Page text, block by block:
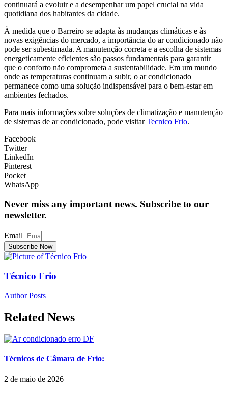
continuará a evoluir e a desempenhar um papel crucial na vida
quotidiana dos habitantes da cidade.
À medida que o Barreiro se adapta às mudanças climáticas e às
novas exigências do mercado, a importância do ar condicionado não
pode ser subestimada. A manutenção correta e a escolha de sistemas
energeticamente eficientes são passos fundamentais para garantir
que o conforto não comprometa a sustentabilidade. Em um mundo
onde as temperaturas continuam a subir, o ar condicionado
permanece como uma solução indispensável para o bem-estar em
ambientes fechados.
Para mais informações sobre soluções de climatização e manutenção
de sistemas de ar condicionado, pode visitarTecnico Frio.
Facebook
Twitter
LinkedIn
Pinterest
Pocket
WhatsApp
Never miss any important news. Subscribe to our
newsletter.
Email
Subscribe Now
Técnico Frio
Author Posts
Related News
Técnicos de Câmara de Frio:
2 de maio de 2026